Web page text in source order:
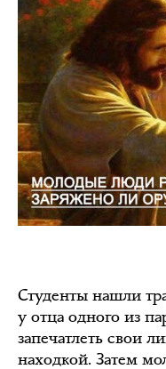
Студенты нашли
у отца одного из
запечатлеть свои
находкой. Затем